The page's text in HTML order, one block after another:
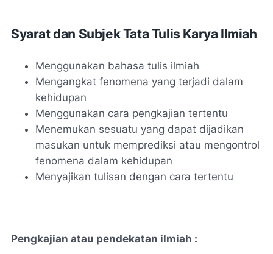
Syarat dan Subjek Tata Tulis Karya Ilmiah
Menggunakan bahasa tulis ilmiah
Mengangkat fenomena yang terjadi dalam
kehidupan
Menggunakan cara pengkajian tertentu
Menemukan sesuatu yang dapat dijadikan
masukan untuk memprediksi atau mengontrol
fenomena dalam kehidupan
Menyajikan tulisan dengan cara tertentu
Pengkajian atau pendekatan ilmiah :